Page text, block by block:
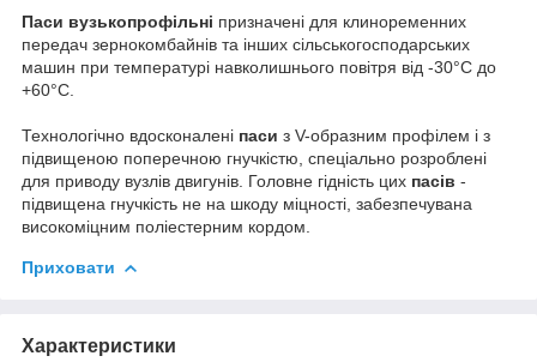
Паси вузькопрофільні призначені для клиноременних
передач зернокомбайнів та інших сільськогосподарських
машин при температурі навколишнього повітря від -30°С до
+60°С.
Технологічно вдосконалені паси з V-образним профілем і з
підвищеною поперечною гнучкістю, спеціально розроблені
для приводу вузлів двигунів. Головне гідність цих пасів -
підвищена гнучкість не на шкоду міцності, забезпечувана
високоміцним поліестерним кордом.
Приховати
Характеристики